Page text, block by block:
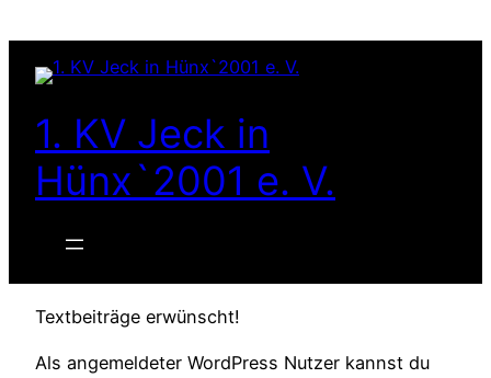
1. KV Jeck in
Hünx`2001 e. V.
Textbeiträge erwünscht!
Als angemeldeter WordPress Nutzer kannst du